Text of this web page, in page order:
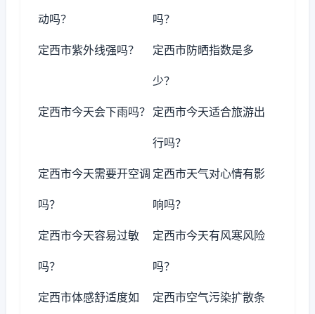
动吗？ 吗？
定西市紫外线强吗？ 定西市防晒指数是多
少？
定西市今天会下雨吗？ 定西市今天适合旅游出
行吗？
定西市今天需要开空调
吗？
定西市天气对心情有影
响吗？
定西市今天容易过敏
吗？
定西市今天有风寒风险
吗？
定西市体感舒适度如 定西市空气污染扩散条